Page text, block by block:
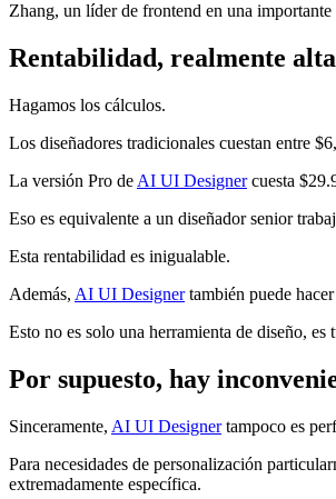
Zhang, un líder de frontend en una
Rentabilidad, realmente alta
Hagamos los cálculos.
Los diseñadores tradicionales cuestan entre
La versión Pro de AI UI Designercuesta
Eso es equivalente a un diseñador senior
Esta rentabilidad es inigualable.
Además, AI UI Designertambién puede
Esto no es solo una herramienta de diseño, es
Por supuesto, hay
Sinceramente, AI UI Designertampoco es
Para necesidades de personalización
extremadamente específica.